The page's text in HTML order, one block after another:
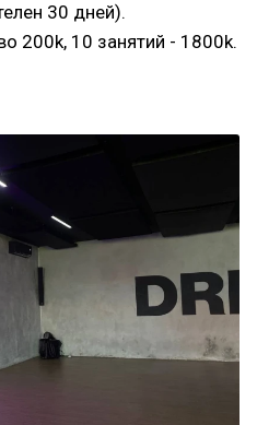
30 дней).
200k, 10 занятий - 1800k.